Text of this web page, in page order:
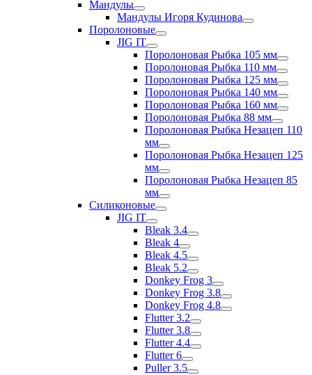
Мандулы
Мандулы Игоря Кудинова
Поролоновые
JIG IT
Поролоновая Рыбка 105 мм
Поролоновая Рыбка 110 мм
Поролоновая Рыбка 125 мм
Поролоновая Рыбка 140 мм
Поролоновая Рыбка 160 мм
Поролоновая Рыбка 88 мм
Поролоновая Рыбка Незацеп 110
мм
Поролоновая Рыбка Незацеп 125
мм
Поролоновая Рыбка Незацеп 85
мм
Силиконовые
JIG IT
Bleak 3.4
Bleak 4
Bleak 4.5
Bleak 5.2
Donkey Frog 3
Donkey Frog 3.8
Donkey Frog 4.8
Flutter 3.2
Flutter 3.8
Flutter 4.4
Flutter 6
Puller 3.5